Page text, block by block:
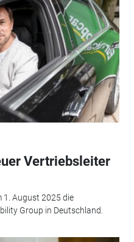
Vertriebsleiter
1. August 2025 die
Group in Deutschland.